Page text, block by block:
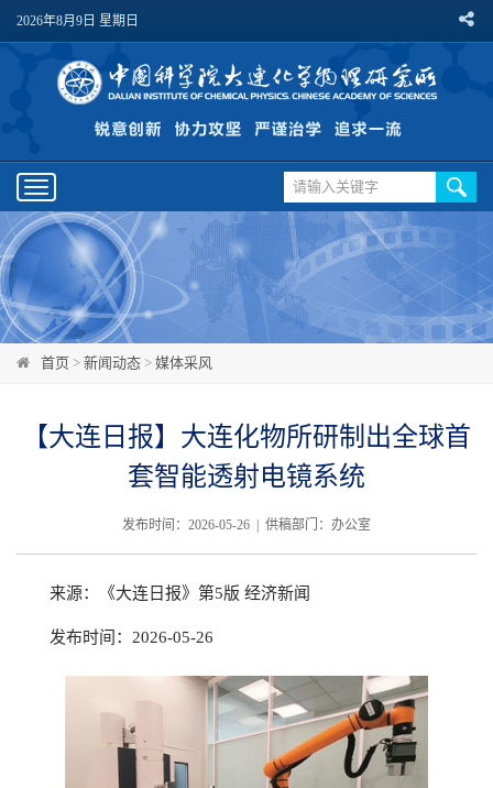
2026年8月9日 星期日
Toggle
navigation
首页 > 新闻动态 > 媒体采风
【大连日报】大连化物所研制出全球首
套智能透射电镜系统
发布时间：2026-05-26 | 供稿部门：办公室
来源：《大连日报》第5版 经济新闻
发布时间：2026-05-26